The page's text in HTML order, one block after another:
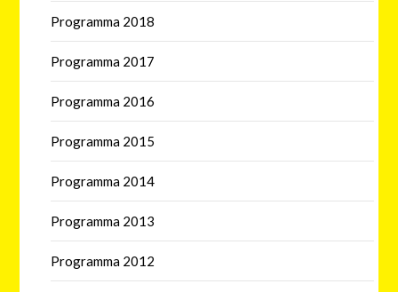
Programma 2018
Programma 2017
Programma 2016
Programma 2015
Programma 2014
Programma 2013
Programma 2012